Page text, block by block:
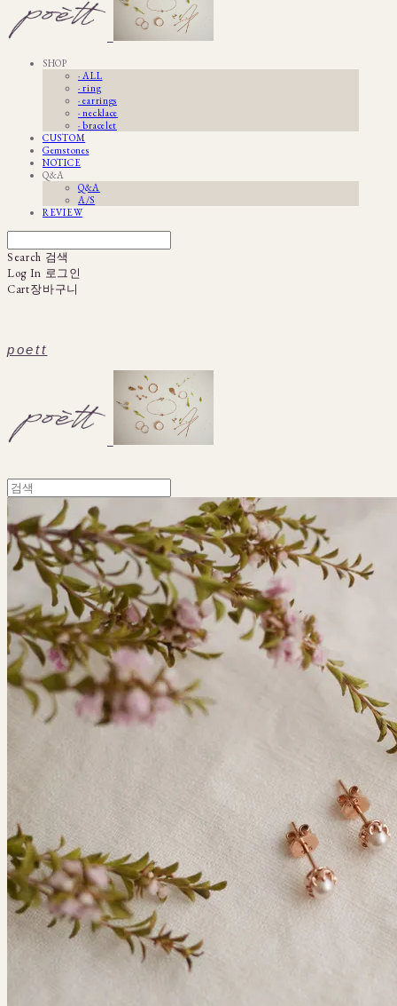
SHOP
· ALL
· ring
· earrings
· necklace
· bracelet
CUSTOM
Gemstones
NOTICE
Q&A
Q&A
A/S
REVIEW
Search 검색
Log In 로그인
Cart장바구니
poett